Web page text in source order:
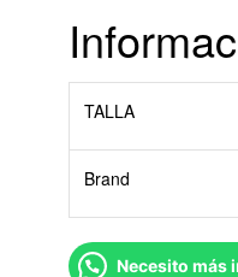
TALLA
Brand
Necesito más